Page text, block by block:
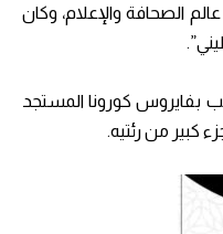
الصحافة والإعلام، وكان
بفايروس كورونا المستجد
كبير من رئتيه.